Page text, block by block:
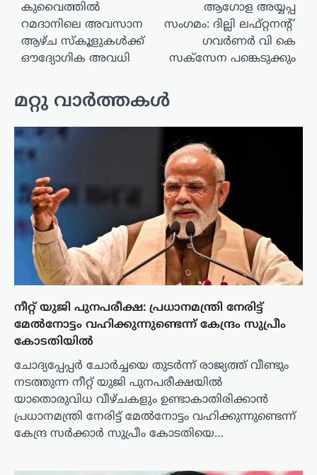
കുവൈത്തിൽ
റമദാനിലെ അവസാന
ആഴ്ച സ്‌കൂളുകൾക്ക്
ഔദ്യോഗിക അവധി
ആഗോള അയ്യപ്പ
സംഗമം: ദില്ലി ലഫ്റ്റനന്റ് ​
ഗവർണർ‌ വി കെ
സക്സേന പങ്കെടുക്കും
മറ്റു വാർത്തകൾ
നീറ്റ് യുജി പുനപരീക്ഷ: പ്രധാനമന്ത്രി നേരിട്ട്
മേൽനോട്ടം വഹിക്കുന്നുണ്ടെന്ന് കേന്ദ്രം സുപ്രീം
കോടതിയിൽ
ചോദ്യപ്പേപ്പർ ചോർച്ചയെ തുടർന്ന് രാജ്യത്ത് വീണ്ടും
നടത്തുന്ന നീറ്റ് യുജി പുനപരീക്ഷയിൽ
യാതൊരുവിധ വീഴ്ചകളും ഉണ്ടാകാതിരിക്കാൻ
പ്രധാനമന്ത്രി നേരിട്ട് മേൽനോട്ടം വഹിക്കുന്നുണ്ടെന്ന്
കേന്ദ്ര സർക്കാർ സുപ്രീം കോടതിയെ…